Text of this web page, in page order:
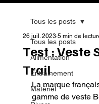
Tous les posts
Alimentation
Entrainement
Matériel
Tous les posts
Test : Veste
Trail
26 juil. 2023 5 min de
La marque
gamme de veste